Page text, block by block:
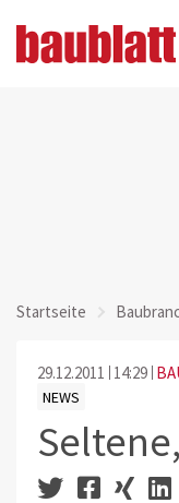
Startseite
29.12.2011 14:29
NEWS